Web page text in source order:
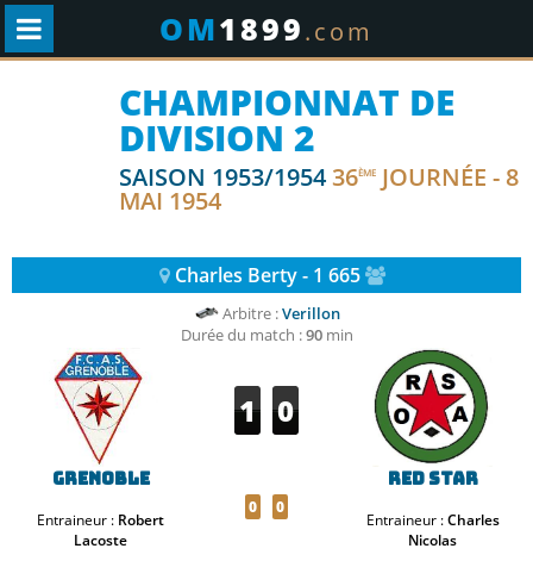
OM1899.com
CHAMPIONNAT DE
DIVISION 2
SAISON 1953/195436ÈME JOURNÉE - 8
MAI 1954
Charles Berty - 1 665
Arbitre :Verillon
Durée du match :90min
Grenoble
Entraineur : Robert
Lacoste
1 0
0 0
Red Star
Entraineur :Charles
Nicolas